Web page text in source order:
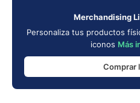
Merchandising
Personaliza tus productos
iconos Más
Comprar